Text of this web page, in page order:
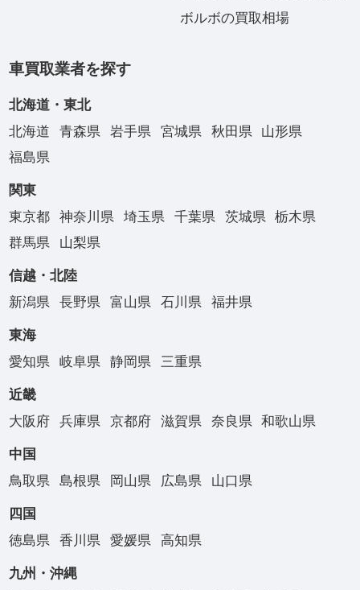
ボルボの買取相場
車買取業者を探す
北海道・東北
北海道
青森県 岩手県 宮城県 秋田県
山形県
福島県
関東
東京都
神奈川県 埼玉県 千葉県 茨城県
栃木県
群馬県
山梨県
信越・北陸
新潟県
長野県 富山県 石川県 福井県
東海
愛知県
岐阜県 静岡県 三重県
近畿
大阪府
兵庫県 京都府 滋賀県 奈良県 和歌山県
中国
鳥取県
島根県 岡山県 広島県 山口県
四国
徳島県
香川県 愛媛県 高知県
九州・沖縄